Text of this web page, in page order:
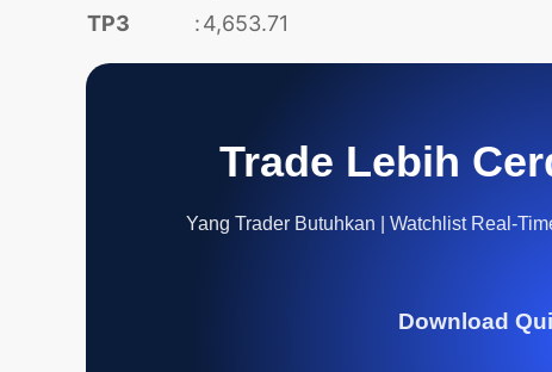
TP3
:4,653.71
Trade Lebih
Yang Trader Butuhkan | Watchlist Real-
Download